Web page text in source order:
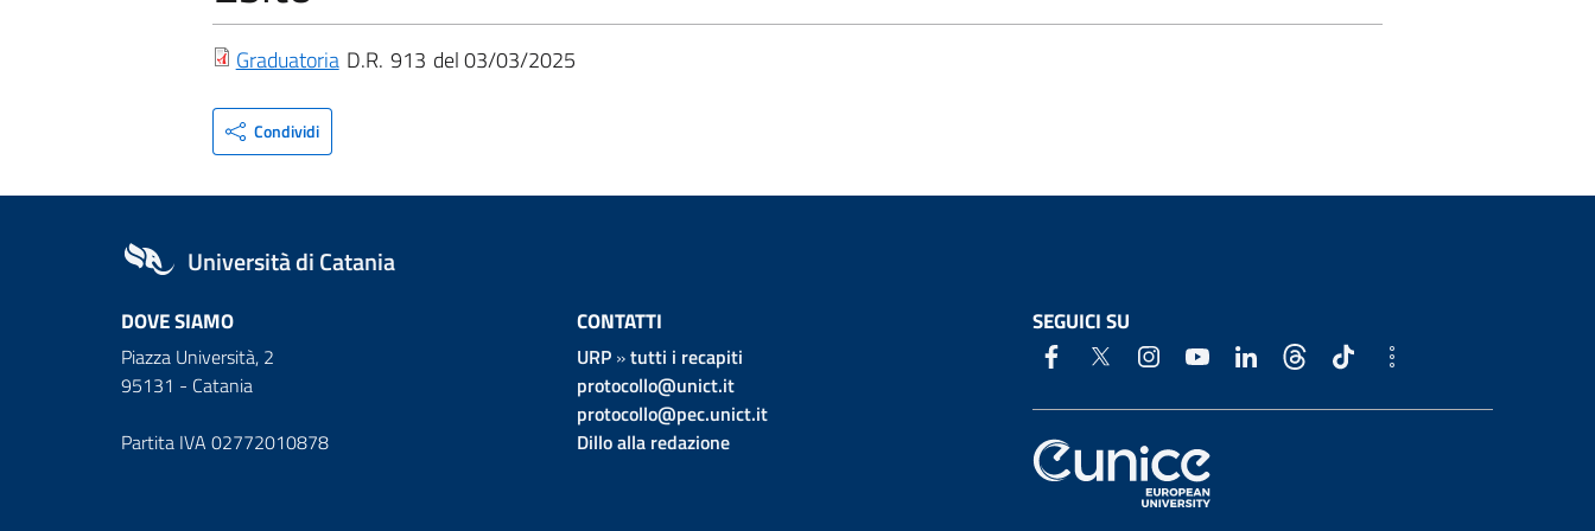
Graduatoria D.R. 913 03/03/2025
Condividi
Università di Catania
DOVE SIAMO
Piazza Università, 2
95131 - Catania
Partita IVA 02772010878
CONTATTI
URP»tutti i recapiti
protocollo@unict.it
protocollo@pec.unict.it
Dillo alla redazione
SEGUICI SU